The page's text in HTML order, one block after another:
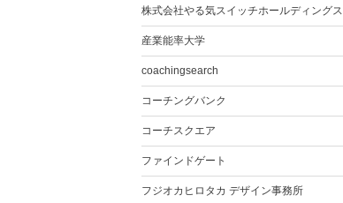
株式会社やる気スイッチホールディングス
産業能率大学
coachingsearch
コーチングバンク
コーチスクエア
ファインドゲート
フジオカヒロタカ デザイン事務所